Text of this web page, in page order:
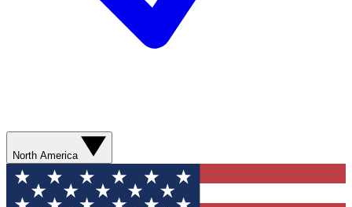
North America